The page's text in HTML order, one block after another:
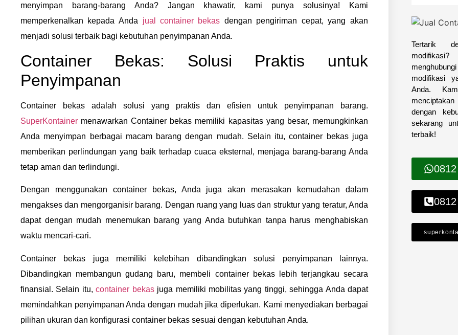
menyimpan barang-barang Anda? Jangan khawatir, kami punya solusinya! Kami
memperkenalkan kepada Anda jual container bekas dengan pengiriman cepat, yang akan
menjadi solusi terbaik bagi kebutuhan penyimpanan Anda.
Container Bekas: Solusi Praktis untuk
Penyimpanan
Container bekas adalah solusi yang praktis dan efisien untuk penyimpanan barang.
SuperKontainer menawarkan Container bekas memiliki kapasitas yang besar, memungkinkan
Anda menyimpan berbagai macam barang dengan mudah. Selain itu, container bekas juga
memberikan perlindungan yang baik terhadap cuaca eksternal, menjaga barang-barang Anda
tetap aman dan terlindungi.
Dengan menggunakan container bekas, Anda juga akan merasakan kemudahan dalam
mengakses dan mengorganisir barang. Dengan ruang yang luas dan struktur yang teratur, Anda
dapat dengan mudah menemukan barang yang Anda butuhkan tanpa harus menghabiskan
waktu mencari-cari.
Container bekas juga memiliki kelebihan dibandingkan solusi penyimpanan lainnya.
Dibandingkan membangun gudang baru, membeli container bekas lebih terjangkau secara
finansial. Selain itu,container bekasjuga memiliki mobilitas yang tinggi, sehingga Anda dapat
memindahkan penyimpanan Anda dengan mudah jika diperlukan. Kami menyediakan berbagai
pilihan ukuran dan konfigurasi container bekas sesuai dengan kebutuhan Anda.
Tertarik
modifikasi
Anda.
dengan
sekarang
terbaik!